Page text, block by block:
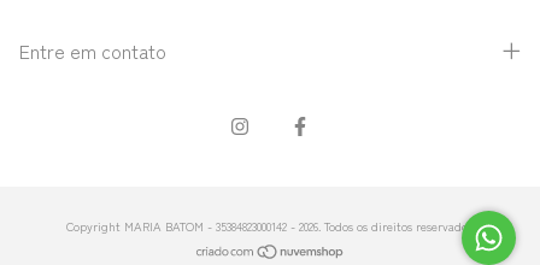
Entre em contato
Copyright MARIA BATOM - 35384823000142 - 2026. Todos os direitos reservados.